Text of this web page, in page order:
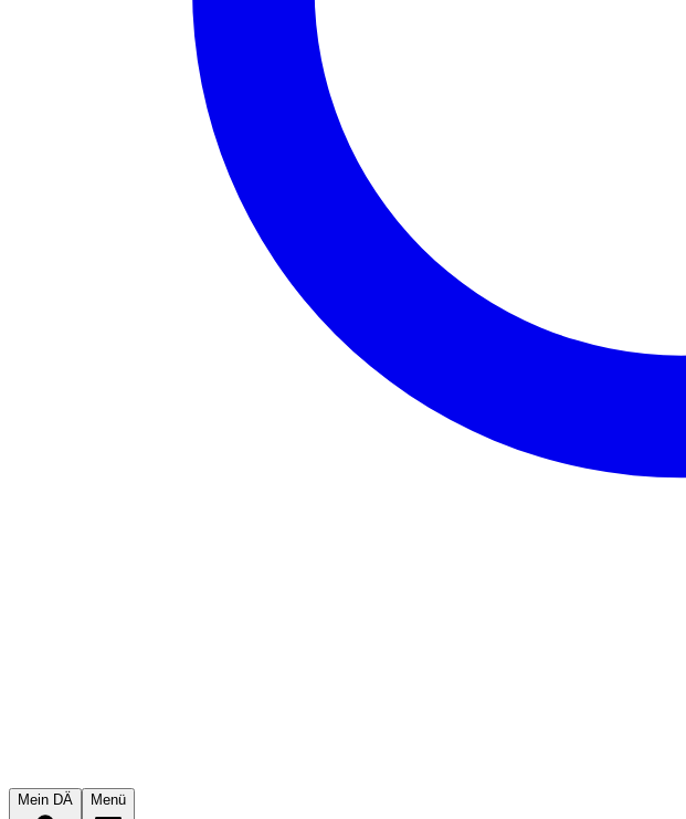
Mein DÄ Menü